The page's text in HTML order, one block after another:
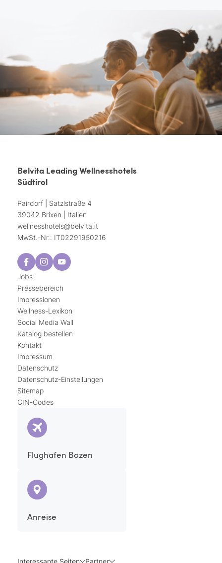
Belvita Leading Wellnesshotels
Südtirol
Pairdorf | Satzlstraße 4
39042 Brixen | Italien
wellnesshotels@belvita.it
MwSt.-Nr.: IT02291950216
Jobs
Pressebereich
Impressionen
Wellness-Lexikon
Social Media Wall
Katalog bestellen
Kontakt
Impressum
Datenschutz
Datenschutz-Einstellungen
Sitemap
CIN-Codes
Flughafen Bozen
Anreise
Interessante Seiten Partner